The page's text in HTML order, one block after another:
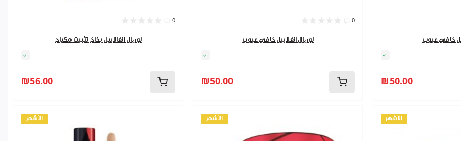
0
لوریال انفالابيل بخاخ تثبيت مكياج
₪56.00
0
لوریال انفلابيل خافي عيوب
₪50.00
خافي عيوب
₪50.00
الأشهر الأشهر الأشهر